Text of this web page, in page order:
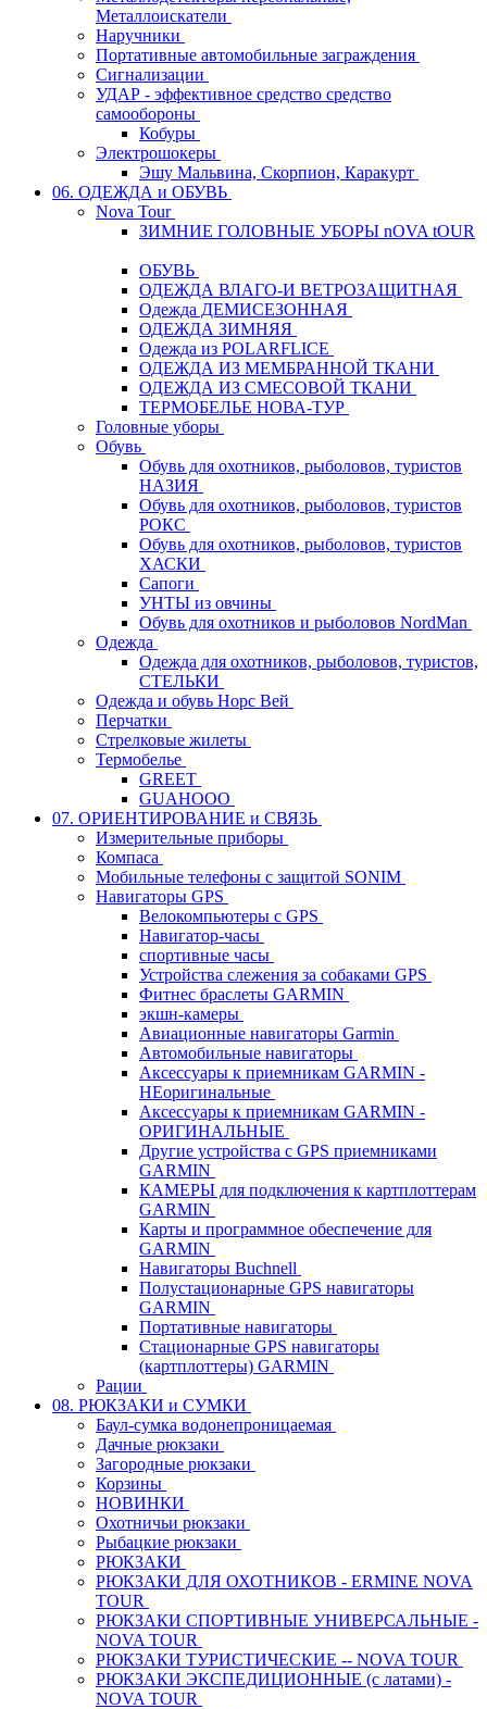
Металлоискатели
Наручники
Портативные автомобильные заграждения
Сигнализации
УДАР - эффективное средство средство
самообороны
Кобуры
Электрошокеры
Эшу Мальвина, Скорпион, Каракурт
06. ОДЕЖДА и ОБУВЬ
Nova Tour
ЗИМНИЕ ГОЛОВНЫЕ УБОРЫ nOVA tOUR
ОБУВЬ
ОДЕЖДА ВЛАГО-И ВЕТРОЗАЩИТНАЯ
Одежда ДЕМИСЕЗОННАЯ
ОДЕЖДА ЗИМНЯЯ
Одежда из POLARFLICE
ОДЕЖДА ИЗ МЕМБРАННОЙ ТКАНИ
ОДЕЖДА ИЗ СМЕСОВОЙ ТКАНИ
ТЕРМОБЕЛЬЕ НОВА-ТУР
Головные уборы
Обувь
Обувь для охотников, рыболовов, туристов
НАЗИЯ
Обувь для охотников, рыболовов, туристов
РОКС
Обувь для охотников, рыболовов, туристов
ХАСКИ
Сапоги
УНТЫ из овчины
Обувь для охотников и рыболовов NordMan
Одежда
Одежда для охотников, рыболовов, туристов,
СТЕЛЬКИ
Одежда и обувь Норс Вей
Перчатки
Стрелковые жилеты
Термобелье
GREET
GUAHOOO
07. ОРИЕНТИРОВАНИЕ и СВЯЗЬ
Измерительные приборы
Компаса
Мобильные телефоны с защитой SONIM
Навигаторы GPS
Велокомпьютеры с GPS
Навигатор-часы
спортивные часы
Устройства слежения за собаками GPS
Фитнес браслеты GARMIN
экшн-камеры
Авиационные навигаторы Garmin
Автомобильные навигаторы
Аксессуары к приемникам GARMIN -
НЕоригинальные
Аксессуары к приемникам GARMIN -
ОРИГИНАЛЬНЫЕ
Другие устройства с GPS приемниками
GARMIN
КАМЕРЫ для подключения к картплоттерам
GARMIN
Карты и программное обеспечение для
GARMIN
Навигаторы Buchnell
Полустационарные GPS навигаторы
GARMIN
Портативные навигаторы
Стационарные GPS навигаторы
(картплоттеры) GARMIN
Рации
08. РЮКЗАКИ и СУМКИ
Баул-сумка водонепроницаемая
Дачные рюкзаки
Загородные рюкзаки
Корзины
НОВИНКИ
Охотничьи рюкзаки
Рыбацкие рюкзаки
РЮКЗАКИ
РЮКЗАКИ ДЛЯ ОХОТНИКОВ - ERMINE NOVA
TOUR
РЮКЗАКИ СПОРТИВНЫЕ УНИВЕРСАЛЬНЫЕ -
NOVA TOUR
РЮКЗАКИ ТУРИСТИЧЕСКИЕ -- NOVA TOUR
РЮКЗАКИ ЭКСПЕДИЦИОННЫЕ (с латами) -
NOVA TOUR